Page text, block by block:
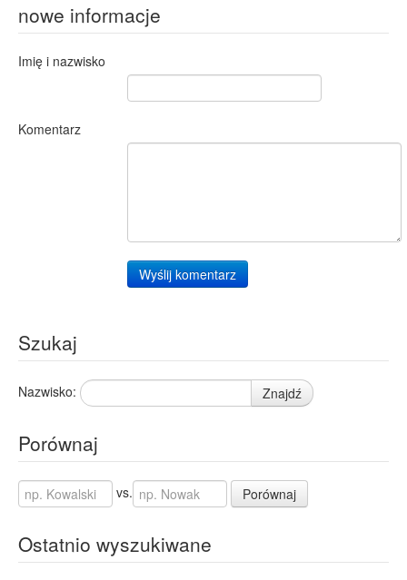
nowe informacje
Imię i nazwisko
Komentarz
Wyślij komentarz
Szukaj
Nazwisko: Znajdź
Porównaj
vs. Porównaj
Ostatnio wyszukiwane